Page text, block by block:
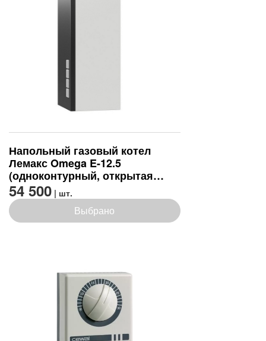
Напольный газовый котел
Лемакс Omega E-12.5
(одноконтурный, открытая
камера)
54 500 | шт.
Выбрано